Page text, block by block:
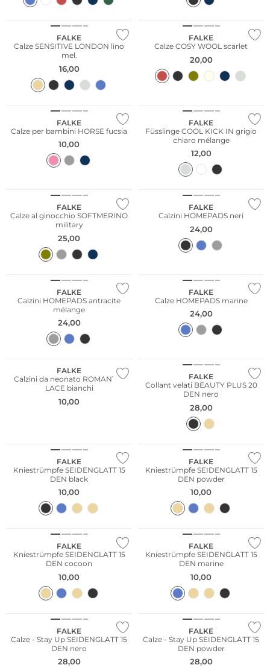
FALKE
Calze SENSITIVE LONDON lino
mel.
16,00
FALKE
Calze COSY WOOL scarlet
20,00
FALKE
Calze per bambini HORSE fucsia
10,00
FALKE
Füsslinge COOL KICK IN grigio
chiaro mélange
12,00
FALKE
Calze al ginocchio SOFTMERINO
military
25,00
FALKE
Calzini HOMEPADS neri
24,00
FALKE
Calzini HOMEPADS antracite
mélange
24,00
FALKE
Calze HOMEPADS marine
24,00
FALKE
Calzini da neonato ROMANTIC
LACE bianchi
10,00
FALKE
Collant velati BEAUTY PLUS 20
DEN nero
28,00
FALKE
Kniestrümpfe SEIDENGLATT 15
DEN black
10,00
FALKE
Kniestrümpfe SEIDENGLATT 15
DEN powder
10,00
FALKE
Kniestrümpfe SEIDENGLATT 15
DEN cocoon
10,00
FALKE
Kniestrümpfe SEIDENGLATT 15
DEN marine
10,00
FALKE
Calze - Stay Up SEIDENGLATT 15
DEN nero
28,00
FALKE
Calze - Stay Up SEIDENGLATT 15
DEN powder
28,00